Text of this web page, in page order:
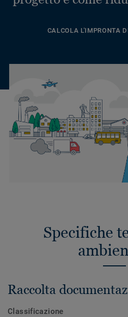
CALCOLA L'IMPRONTA
Specifiche
Raccolta
Classificazione